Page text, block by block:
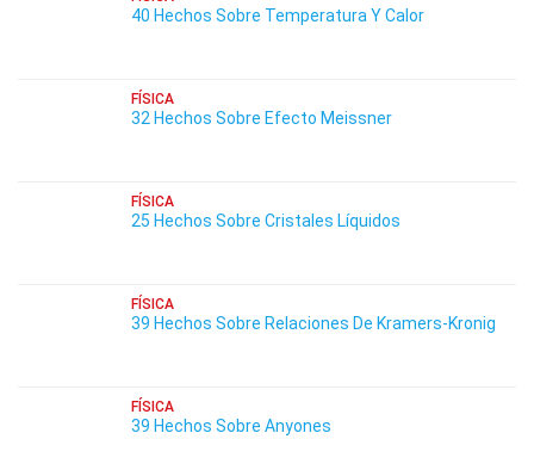
40 Hechos Sobre Temperatura Y Calor
FÍSICA
32 Hechos Sobre Efecto Meissner
FÍSICA
25 Hechos Sobre Cristales Líquidos
FÍSICA
39 Hechos Sobre Relaciones De Kramers-Kronig
FÍSICA
39 Hechos Sobre Anyones